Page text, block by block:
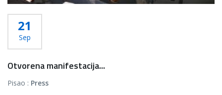
21
Sep
Otvorena manifestacija...
Pisao : Press